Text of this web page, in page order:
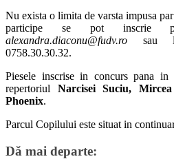
Nu exista o limita de varsta impusa
participe se pot inscrie
alexandra.diaconu@fudv.ro sau
0758.30.30.32.
Piesele inscrise in concurs pana
repertoriul Narcisei Suciu,
Phoenix.
Parcul Copilului este situat in
Dă mai departe: